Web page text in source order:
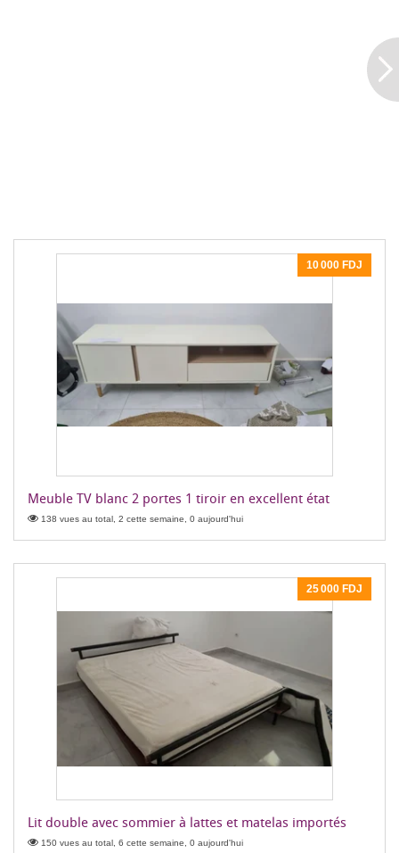
10 000 FDJ
Meuble TV blanc 2 portes 1 tiroir en excellent état
138 vues au total, 2 cette semaine, 0 aujourd'hui
25 000 FDJ
Lit double avec sommier à lattes et matelas importés
150 vues au total, 6 cette semaine, 0 aujourd'hui